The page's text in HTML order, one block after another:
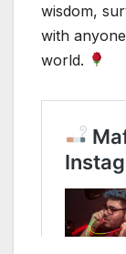
wisdom,
with
world.